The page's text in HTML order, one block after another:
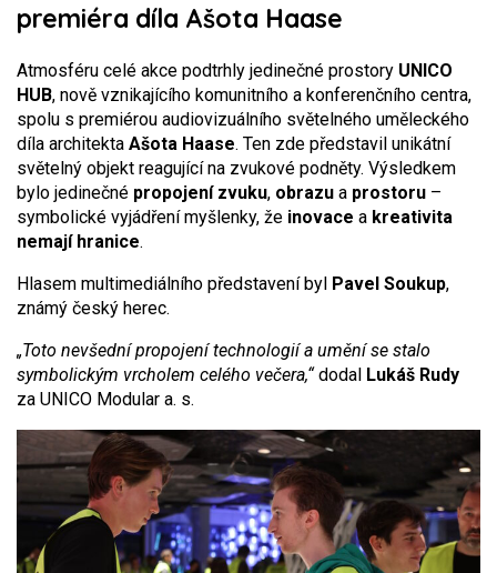
premiéra díla Ašota Haase
Atmosféru celé akce podtrhly jedinečné prostory UNICO
HUB, nově vznikajícího komunitního a konferenčního centra,
spolu s premiérou audiovizuálního světelného uměleckého
díla architekta Ašota Haase. Ten zde představil unikátní
světelný objekt reagující na zvukové podněty. Výsledkem
bylo jedinečné propojení zvuku, obrazu a prostoru –
symbolické vyjádření myšlenky, že inovace a kreativita
nemají hranice.
Hlasem multimediálního představení byl Pavel Soukup,
známý český herec.
„Toto nevšední propojení technologií a umění se stalo
symbolickým vrcholem celého večera,“dodal Lukáš Rudy
za UNICO Modular a. s.